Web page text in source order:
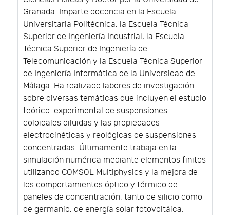
Granada. Imparte docencia en la Escuela
Universitaria Politécnica, la Escuela Técnica
Superior de Ingeniería Industrial, la Escuela
Técnica Superior de Ingeniería de
Telecomunicación y la Escuela Técnica Superior
de Ingeniería Informática de la Universidad de
Málaga. Ha realizado labores de investigación
sobre diversas temáticas que incluyen el estudio
teórico-experimental de suspensiones
coloidales diluidas y las propiedades
electrocinéticas y reológicas de suspensiones
concentradas. Últimamente trabaja en la
simulación numérica mediante elementos finitos
utilizando COMSOL Multiphysics y la mejora de
los comportamientos óptico y térmico de
paneles de concentración, tanto de silicio como
de germanio, de energía solar fotovoltáica.